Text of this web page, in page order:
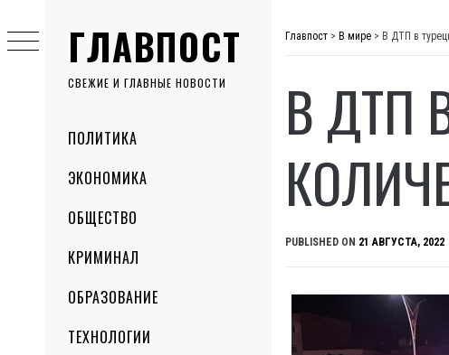
ГЛАВПОСТ
СВЕЖИЕ И ГЛАВНЫЕ НОВОСТИ
MenuПОЛИТИКА
ЭКОНОМИКА
ОБЩЕСТВО
КРИМИНАЛ
ОБРАЗОВАНИЕ
ТЕХНОЛОГИИ
to
content
Главпост > В мире > В ДТП в
В ДТП
PUBLISHED ON 21 АВГУСТА, 2022